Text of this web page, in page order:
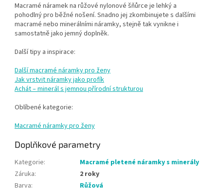
Macramé náramek na růžové nylonové šňůrce je lehký a
pohodlný pro běžné nošení. Snadno jej zkombinujete s dalšími
macramé nebo minerálními náramky, stejně tak vynikne i
samostatně jako jemný doplněk.
Další tipy a inspirace:
Další macramé náramky pro ženy
Jak vrstvit náramky jako profík
Achát – minerál s jemnou přírodní strukturou
Oblíbené kategorie:
Macramé náramky pro ženy
Doplňkové parametry
Kategorie:
Macramé pletené náramky s minerály
Záruka:
2 roky
Barva:
Růžová